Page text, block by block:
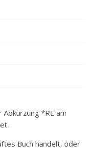
*RE am
Buch handelt, oder